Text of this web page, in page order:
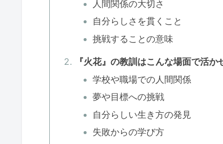
人間関係の大切さ
自分らしさを貫くこと
挑戦することの意味
『火花』の教訓はこんな場面で活か
学校や職場での人間関係
夢や目標への挑戦
自分らしい生き方の発見
失敗からの学び方